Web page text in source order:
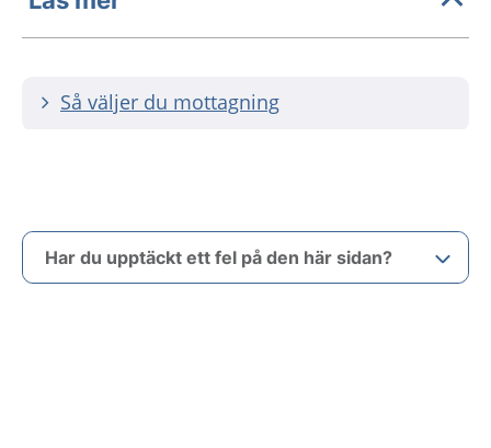
Så väljer du mottagning
Har du upptäckt ett fel på den här sidan?